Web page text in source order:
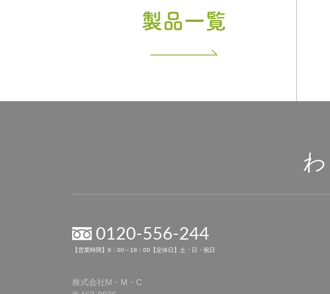
製品一覧
0120-556-244
【営業時間】9：00～18：00【定休日】土・日・祝日
株式会社M・M・C